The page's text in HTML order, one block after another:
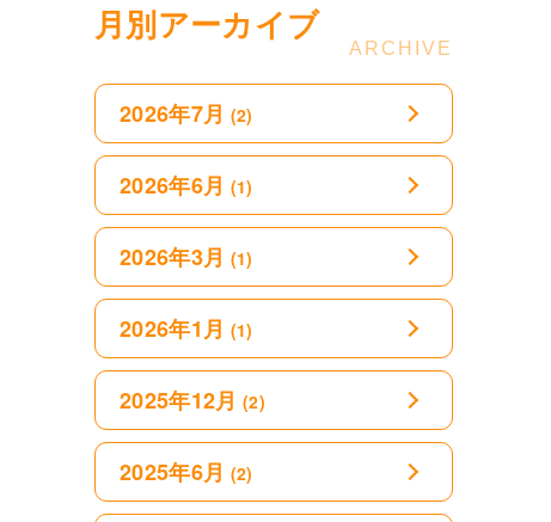
月別アーカイブ
2026年7月 (2)
2026年6月 (1)
2026年3月 (1)
2026年1月 (1)
2025年12月 (2)
2025年6月 (2)